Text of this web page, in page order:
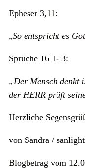
Epheser 3,11:
„So entspricht es
Sprüche 16 1- 3:
„Der Mensch denkt
der HERR prüft
Herzliche
von Sandra / sanlight
Blogbetrag vom